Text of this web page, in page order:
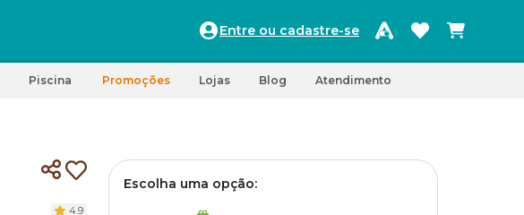
Entre ou cadastre-se
Piscina Promoções Lojas Blog Atendimento
4.9
Escolha uma opção: